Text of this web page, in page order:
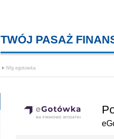
TWÓJ PASAŻ
Nfg egotowka